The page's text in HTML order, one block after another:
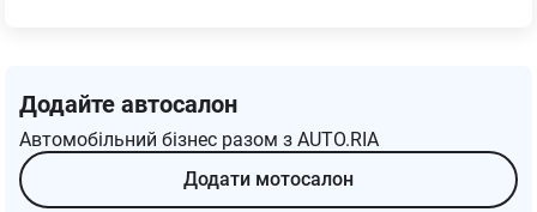
Додайте автосалон
Автомобільний бізнес разом з AUTO.RIA
Додати мотосалон